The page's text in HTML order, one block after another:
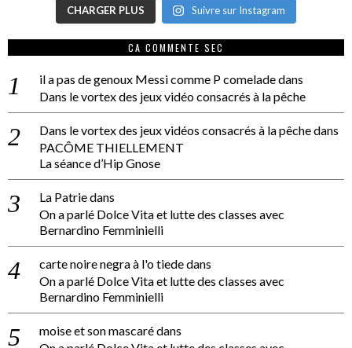
CHARGER PLUS Suivre sur Instagram
CA COMMENTE SEC
il a pas de genoux Messi comme P comeladedans
Dans le vortex des jeux vidéo consacrés à la pêche
Dans le vortex des jeux vidéos consacrés à la pêchedans
PACÔME THIELLEMENT
La séance d’Hip Gnose
La Patriedans
On a parlé Dolce Vita et lutte des classes avec
Bernardino Femminielli
carte noire negra à l'o tiededans
On a parlé Dolce Vita et lutte des classes avec
Bernardino Femminielli
moise et son mascarédans